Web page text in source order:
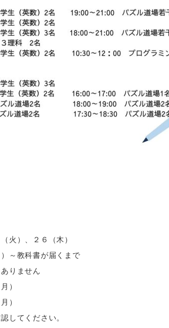
火）、２６（木）
～教科書が届くまで
りません
）
）
してください。